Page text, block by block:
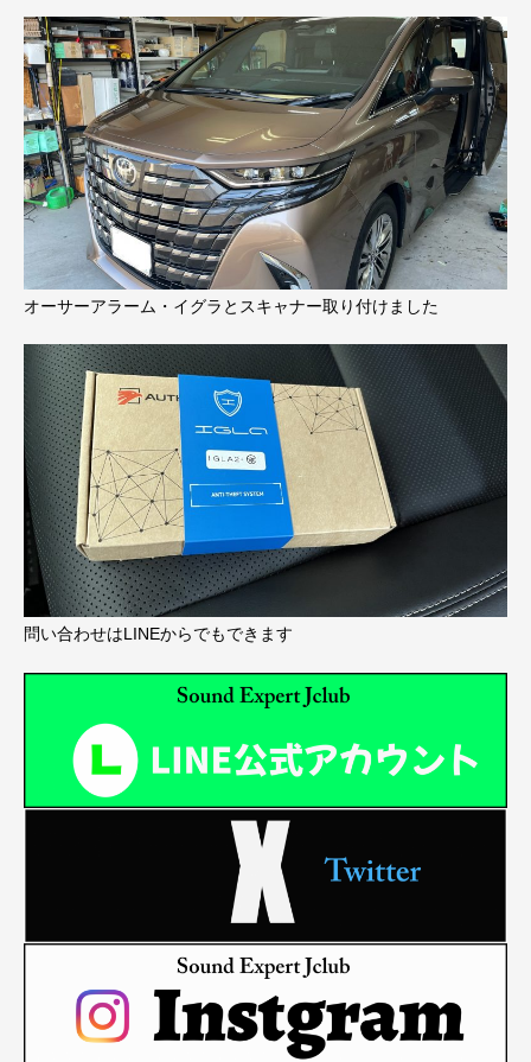
オーサーアラーム・イグラとスキャナー取り付けました
問い合わせはLINEからでもできます